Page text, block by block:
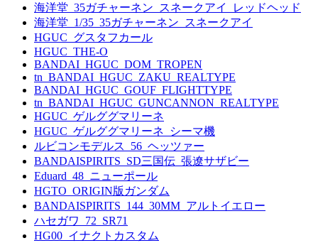
海洋堂_35ガチャーネン_スネークアイ_レッドヘッド
海洋堂_1/35_35ガチャーネン_スネークアイ
HGUC_グスタフカール
HGUC_THE-O
BANDAI_HGUC_DOM_TROPEN
tn_BANDAI_HGUC_ZAKU_REALTYPE
BANDAI_HGUC_GOUF_FLIGHTTYPE
tn_BANDAI_HGUC_GUNCANNON_REALTYPE
HGUC_ゲルググマリーネ
HGUC_ゲルググマリーネ_シーマ機
ルビコンモデルス_56_ヘッツァー
BANDAISPIRITS_SD三国伝_張遼サザビー
Eduard_48_ニューポール
HGTO_ORIGIN版ガンダム
BANDAISPIRITS_144_30MM_アルトイエロー
ハセガワ_72_SR71
HG00_イナクトカスタム